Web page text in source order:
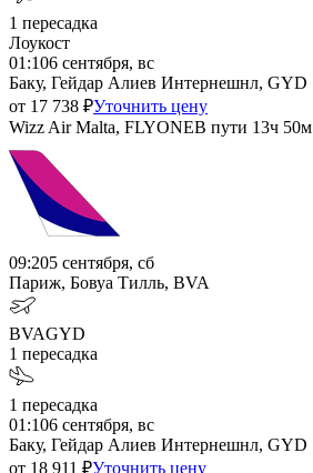
1 пересадка
Лоукост
01:106 сентября, вс
Баку, Гейдар Алиев Интернешнл, GYD
от 17 738 ₽Уточнить цену
Wizz Air Malta, FLYONEВ пути 13ч 50м
09:205 сентября, сб
Париж, Бовуа Тилль, BVA
BVAGYD
1 пересадка
1 пересадка
01:106 сентября, вс
Баку, Гейдар Алиев Интернешнл, GYD
от 18 911 ₽Уточнить цену